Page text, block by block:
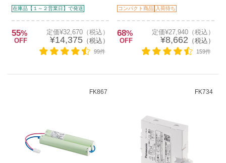
在庫品【１～２営業日】で発送
55%
OFF
定価¥32,670（税込）
¥14,375（税込）
99件
コンパクト商品 入荷待ち
68%
OFF
定価¥27,940（税込）
¥8,662 （税込）
159件
FK867 FK734